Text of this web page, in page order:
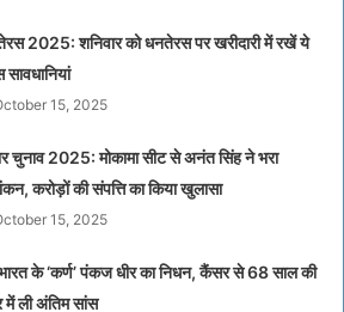
2025: शनिवार को धनतेरस पर खरीदारी में रखें ये
सावधानियां
15, 2025
चुनाव 2025: मोकामा सीट से अनंत सिंह ने भरा
करोड़ों की संपत्ति का किया खुलासा
15, 2025
के ‘कर्ण’ पंकज धीर का निधन, कैंसर से 68 साल की
में ली अंतिम सांस